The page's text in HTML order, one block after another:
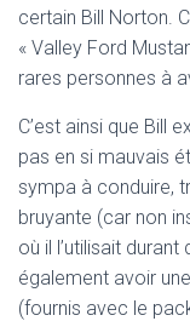
certain Bill Norton.
« Valley Ford
rares personnes à
C’est ainsi que Bill
pas en si mauvais
sympa à conduire,
bruyante (car non
où il l’utilisait
également avoir
(fournis avec le